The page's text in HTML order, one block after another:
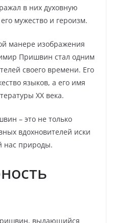
в них духовную
мужество и героизм.
манере изображения
Пришвин стал одним
своего времени. Его
языков, а его имя
XX века.
– это не только
вдохновителей иски
нас природы.
выдающийся